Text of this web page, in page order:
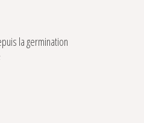
la germination